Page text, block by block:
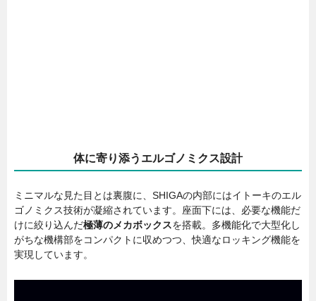
体に寄り添うエルゴノミクス設計
ミニマルな見た目とは裏腹に、SHIGAの内部にはイトーキのエル
ゴノミクス技術が凝縮されています。座面下には、必要な機能だ
けに絞り込んだ極薄のメカボックスを搭載。多機能化で大型化し
がちな機構部をコンパクトに収めつつ、快適なロッキング機能を
実現しています。